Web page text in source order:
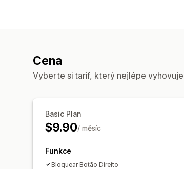
Cena
Vyberte si tarif, který nejlépe
Basic Plan
$9.90/ měsíc
Funkce
Bloquear Botão Direito